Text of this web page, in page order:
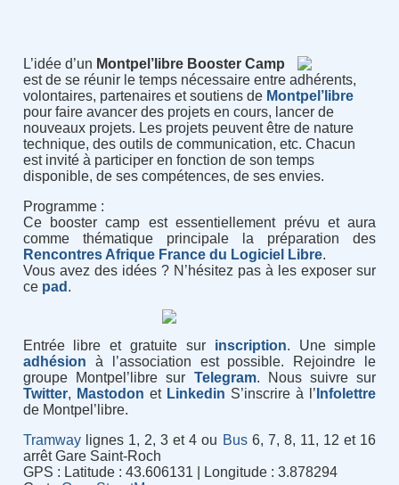
L’idée d’un Montpel’libre Booster Camp
est de se réunir le temps nécessaire entre adhérents,
volontaires, partenaires et soutiens de Montpel’libre
pour faire avancer des projets en cours, lancer de
nouveaux projets. Les projets peuvent être de nature
technique, des outils de communication, etc. Chacun
est invité à participer en fonction de son temps
disponible, de ses compétences, de ses envies.
Programme :
Ce booster camp est essentiellement prévu et aura
comme thématique principale la préparation des
Rencontres Afrique France du Logiciel Libre.
Vous avez des idées ? N’hésitez pas à les exposer sur
ce pad .
Entrée libre et gratuite sur inscription. Une simple
adhésion à l’association est possible. Rejoindre le
groupe Montpel’libre sur Telegram. Nous suivre sur
Twitter, Mastodon et Linkedin S’inscrire à l’ Infolettre
de Montpel’libre.
Tramwaylignes 1, 2, 3 et 4 ou Bus6, 7, 8, 11, 12 et 16
arrêt Gare Saint-Roch
GPS : Latitude : 43.606131 | Longitude : 3.878294